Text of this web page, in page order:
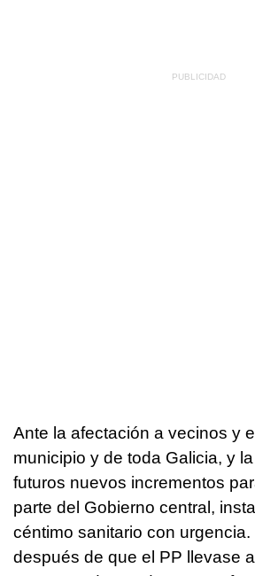
Ante la afectación a vecinos y
municipio y de toda Galicia, y
futuros nuevos incrementos
parte del Gobierno central,
céntimo sanitario con
después de que el PP llevase